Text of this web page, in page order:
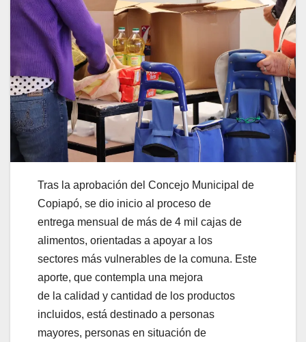
Tras la aprobación del Concejo Municipal de
Copiapó, se dio inicio al proceso de
entrega mensual de más de 4 mil cajas de
alimentos, orientadas a apoyar a los
sectores más vulnerables de la comuna. Este
aporte, que contempla una mejora
de la calidad y cantidad de los productos
incluidos, está destinado a personas
mayores, personas en situación de